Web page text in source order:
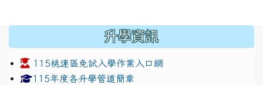
升學資訊
115桃連區免試入學作業入口網
link to https://www.jhjhs.tyc.edu.tw/modules/
115年度各升學管道簡章